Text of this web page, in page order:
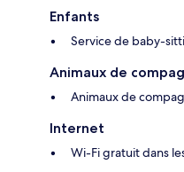
Enfants
Service de baby-
Animaux de
Animaux de
Internet
Wi-Fi gratuit dans